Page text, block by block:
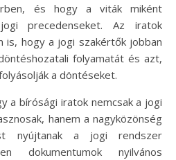
és hogy a viták miként
precedenseket. Az iratok
is, hogy a jogi szakértők jobban
folyamatát és azt,
a döntéseket.
a bírósági iratok nemcsak a jogi
hanem a nagyközönség
nyújtanak a jogi rendszer
dokumentumok nyilvános